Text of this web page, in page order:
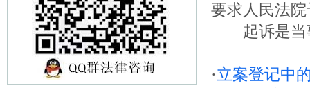
要求人民法
起诉是当
·立案登记中